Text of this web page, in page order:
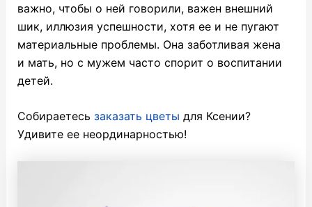
важно, чтобы о ней говорили, важен внешний
шик, иллюзия успешности, хотя ее и не пугают
материальные проблемы. Она заботливая жена
и мать, но с мужем часто спорит о воспитании
детей.
Собираетесь заказать цветы для Ксении?
Удивите ее неординарностью!